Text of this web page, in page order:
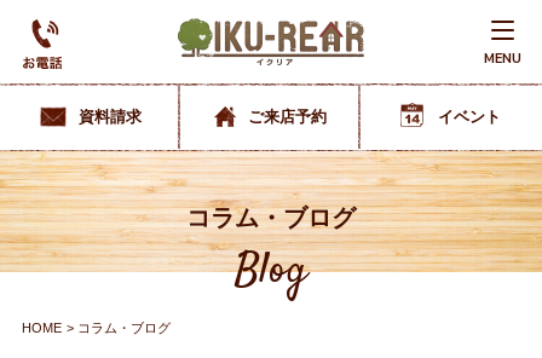
MENU
資料請求 ご来店予約 イベント
コラム・ブログ
Blog
HOME コラム・ブログ